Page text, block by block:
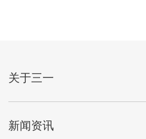
关于三一
新闻资讯